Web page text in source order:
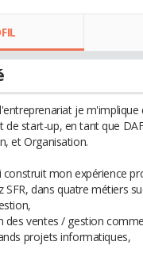
je m'implique
de start-up, en tant que
et Organisation.
construit mon expérience
SFR, dans quatre métiers
des ventes / gestion
projets informatiques,